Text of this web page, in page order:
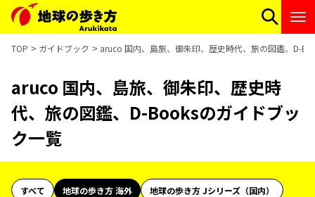
TOP ガイドブック aruco 国内、島旅、御朱印、歴史時代、旅の図鑑、D-
aruco 国内、島旅、御朱印、歴史時
代、旅の図鑑、D-Booksのガイドブッ
ク一覧
すべて 地球の歩き方 海外
地球の歩き方 Jシリーズ（国内）